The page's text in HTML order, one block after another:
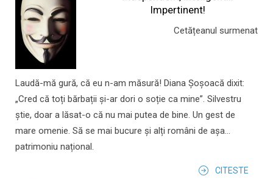
Impertinent!
Cetățeanul surmenat
Laudă-mă gură, că eu n-am măsură! Diana Șoșoacă dixit:
„Cred că toți bărbații și-ar dori o soție ca mine”. Silvestru
știe, doar a lăsat-o că nu mai putea de bine. Un gest de
mare omenie. Să se mai bucure și alți români de așa...
patrimoniu național.
CITESTE